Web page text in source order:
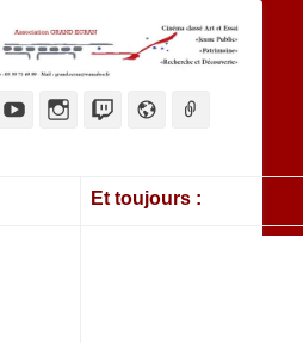
Ciné M
Et toujours :